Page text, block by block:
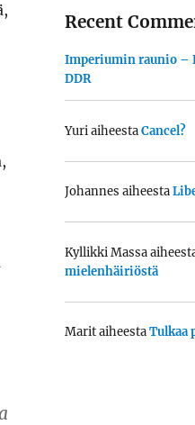
Recent
Imperiumin raunio –
DDR
YuriaiheestaCancel?
Johannes aiheesta
Kyllikki Massa
mielenhäiriöstä
MaritaiheestaTulkaa